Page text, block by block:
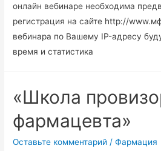
онлайн вебинаре необходима
регистрация на сайте http://
вебинара по Вашему IP-адресу
время и статистика
«Школа
фармацевта»
Оставьте комментарий /Фармация